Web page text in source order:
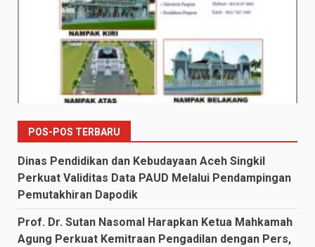
POS-POS TERBARU
Dinas Pendidikan dan Kebudayaan Aceh Singkil
Perkuat Validitas Data PAUD Melalui Pendampingan
Pemutakhiran Dapodik
Prof. Dr. Sutan Nasomal Harapkan Ketua Mahkamah
Agung Perkuat Kemitraan Pengadilan dengan Pers,